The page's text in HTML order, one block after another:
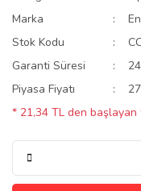
Marka
Stok Kodu
Garanti Süresi
Piyasa Fiyatı
* 21,34 TL den